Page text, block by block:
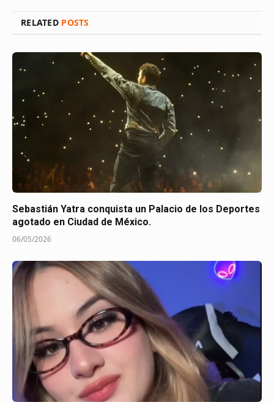
RELATED POSTS
Sebastián Yatra conquista un Palacio de los Deportes
agotado en Ciudad de México.
06/05/2026